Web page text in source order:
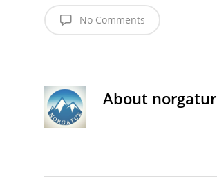
No Comments
About norgatur